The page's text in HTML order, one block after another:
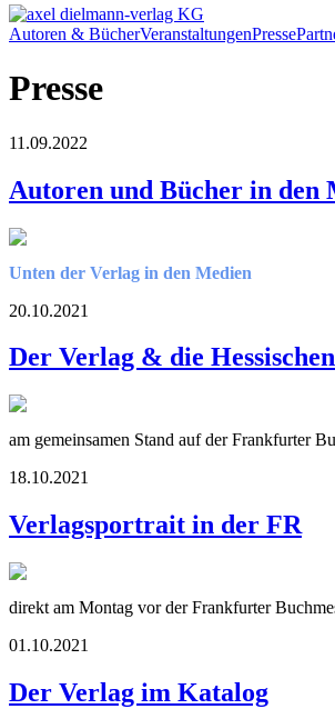
Autoren & BücherVeranstaltungenPresse
Presse
11.09.2022
Autoren und Bücher in den
Unten der Verlag in den Medien
20.10.2021
Der Verlag & die
am gemeinsamen Stand auf der Frankfurter
18.10.2021
Verlagsportrait in der FR
direkt am Montag vor der Frankfurter
01.10.2021
Der Verlag im Katalog